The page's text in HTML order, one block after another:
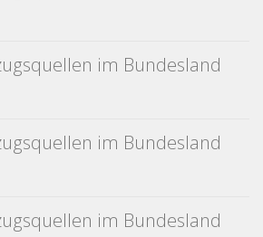
im Bundesland
im Bundesland
im Bundesland